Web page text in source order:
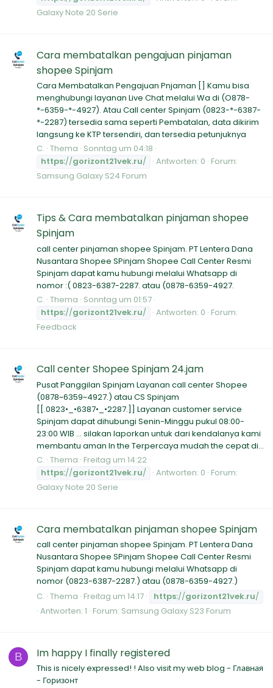
Galaxy Note 20 Serie
Cara membatalkan pengajuan pinjaman
shopee Spinjam
Cara Membatalkan Pengajuan Pnjaman [] Kamu bisa
menghubungi layanan Live Chat melalui Wa di (O878-
*-6359-*-4927). Atau Call center Spinjam (0823-*-6387-
*-2287) tersedia sama seperti Pembatalan, data dikirim
langsung ke KTP tersendiri, dan tersedia petunjuknya
C. Thema Sonntag um 04:18
https://gorizont21vek.ru/ Antworten: 0 Forum:
Samsung Galaxy S24 Forum
Tips & Cara membatalkan pinjaman shopee
Spinjam
call center pinjaman shopee Spinjam. PT Lentera Dana
Nusantara Shopee SPinjam Shopee Call Center Resmi
Spinjam dapat kamu hubungi melalui Whatsapp di
nomor :( 0823-6387-2287. atau (0878-6359-4927.
C. Thema Sonntag um 01:57
https://gorizont21vek.ru/ Antworten: 0 Forum:
Feedback
Call center Shopee Spinjam 24.jam
Pusat Panggilan Spinjam Layanan call center Shopee
(0878~6359~4927.) atau CS Spinjam
[[.0823•_•6387•_•2287.]] Layanan customer service
Spinjam dapat dihubungi Senin-Minggu pukul 08:00-
23:00 WIB ... silakan laporkan untuk dari kendalanya kami
membantu aman In the Terpercaya mudah the cepat di...
C. Thema Freitag um 14:22
https://gorizont21vek.ru/ Antworten: 0 Forum:
Galaxy Note 20 Serie
Cara membatalkan pinjaman shopee Spinjam
call center pinjaman shopee Spinjam. PT Lentera Dana
Nusantara Shopee SPinjam Shopee Call Center Resmi
Spinjam dapat kamu hubungi melalui Whatsapp di
nomor (0823-6387-2287.) atau (0878-6359-4927.)
C. Thema Freitag um 14:17 https://gorizont21vek.ru/
Antworten: 1 Forum: Samsung Galaxy S23 Forum
B Im happy I finally registered
This is nicely expressed! ! Also visit my web blog - Главная
- Горизонт